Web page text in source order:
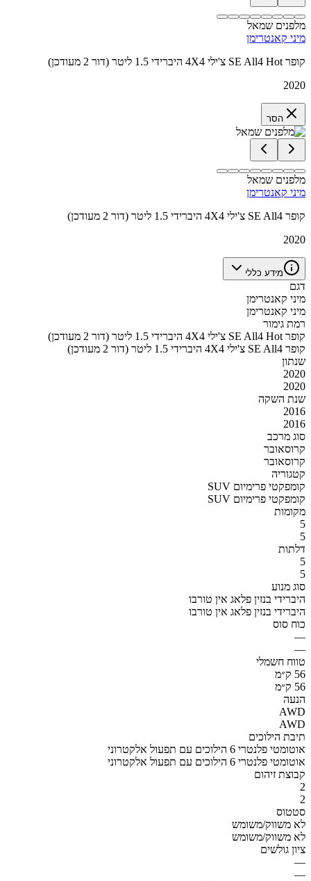
מלפנים שמאל
מיני קאנטרימן
קופר SE All4 Hot צ'ילי 4X4 היברידי 1.5 ליטר (דור 2 מעודכן)
2020
הסר
מלפנים שמאל
מיני קאנטרימן
קופר SE All4 צ'ילי 4X4 היברידי 1.5 ליטר (דור 2 מעודכן)
2020
מידע כללי
דגם
מיני קאנטרימן
מיני קאנטרימן
רמת גימור
קופר SE All4 Hot צ'ילי 4X4 היברידי 1.5 ליטר (דור 2 מעודכן)
קופר SE All4 צ'ילי 4X4 היברידי 1.5 ליטר (דור 2 מעודכן)
שנתון
2020
2020
שנת השקה
2016
2016
סוג מרכב
קרוסאובר
קרוסאובר
קטגוריה
SUV קומפקטי פרימיום
SUV קומפקטי פרימיום
מקומות
5
5
דלתות
5
5
סוג מנוע
היברידי בנזין פלאג אין טורבו
היברידי בנזין פלאג אין טורבו
כוח סוס
—
—
טווח חשמלי
56 ק״מ
56 ק״מ
הנעה
AWD
AWD
תיבת הילוכים
אוטומטי פלנטרי 6 הילוכים עם תפעול אלקטרוני
אוטומטי פלנטרי 6 הילוכים עם תפעול אלקטרוני
קבוצת זיהום
2
2
סטטוס
לא משווק/משומש
לא משווק/משומש
ציון גולשים
—
—